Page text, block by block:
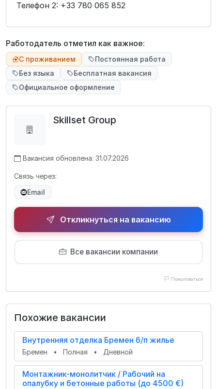
Телефон 2: +33 780 065 852
Работодатель отметил как важное:
С проживанием
Постоянная работа
Без языка
Бесплатная вакансия
Официальное оформление
Skillset Group
Вакансия обновлена: 31.07.2026
Связь через:
Email
Откликнуться на вакансию
Все вакансии компании
Пожаловаться
Похожие вакансии
Внутренняя отделка Бремен б/п жилье
Бремен • Полная • Дневной
Монтажник-монолитчик / Рабочий на
опалубку и бетонные работы (до 4500 €)